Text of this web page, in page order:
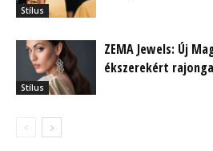
Stílus
Stílus
ZEMA Jewels: Új
ékszerekért